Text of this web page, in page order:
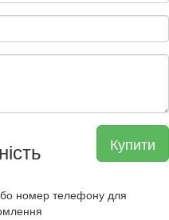
Купити
номер телефону для